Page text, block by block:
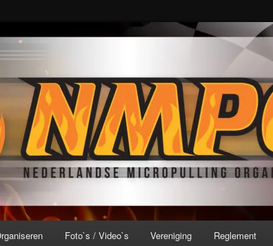
Organisatie
wereld!
Foto`s / Video`s Vereniging Reglement